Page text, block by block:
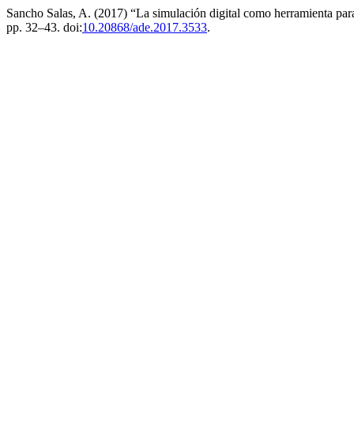
Sancho Salas, A. (2017) “La simulación digital como herramienta
pp. 32–43. doi:10.20868/ade.2017.3533.